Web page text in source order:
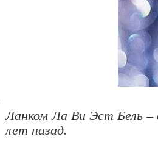
Ланком Ла Ви Эст Бель –
лет назад.